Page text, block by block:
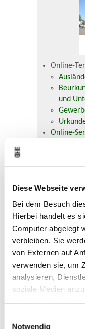
Diese Webseite
Bei dem Besuch
Hierbei handelt es
Computer abgelegt
verbleiben. Sie
von Externen auf
verwenden sie, um
analysieren,
soziale Medien
(USA) mit
Notwendig
Online-
und
Online-
E-
Defekte
< Juli
Mo
Di
10
11